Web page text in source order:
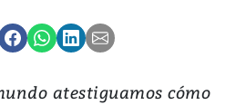
atestiguamos cómo